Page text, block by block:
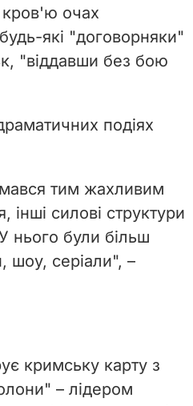
кров'ю очах
які "договорняки"
"віддавши без бою
подіях
тим жахливим
силові структури
нього були більш
шоу, серіали", –
кримську карту з
– лідером